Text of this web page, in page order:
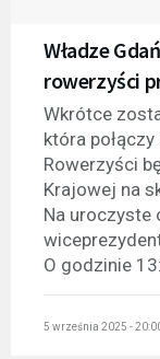
Władze
rowerzyści
Wkrótce
która połączy
Rowerzyści
Krajowej na
Na uroczyste
O godzinie
5 września 2025 -